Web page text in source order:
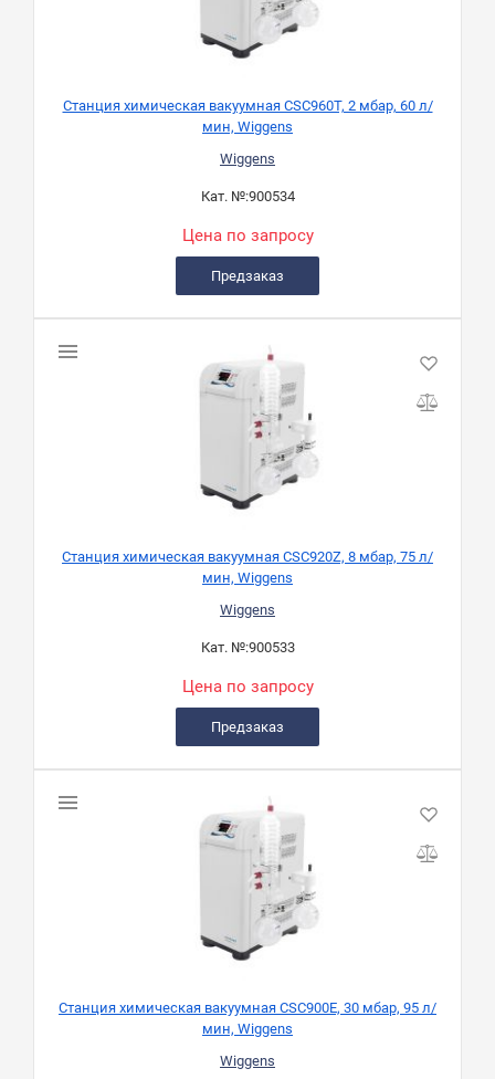
Станция химическая вакуумная CSC960T, 2 мбар, 60 л/
мин, Wiggens
Wiggens
Кат. №:900534
Цена по запросу
Предзаказ
Станция химическая вакуумная CSC920Z, 8 мбар, 75 л/
мин, Wiggens
Wiggens
Кат. №:900533
Цена по запросу
Предзаказ
Станция химическая вакуумная CSC900E, 30 мбар, 95 л/
мин, Wiggens
Wiggens